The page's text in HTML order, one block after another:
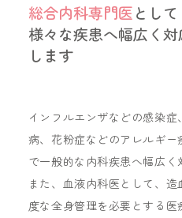
総合内科専門医として
様々な疾患へ幅広く対
します
インフルエンザなどの感染
病、花粉症などのアレルギー
で一般的な内科疾患へ幅広く
また、血液内科医として、
度な全身管理を必要とする